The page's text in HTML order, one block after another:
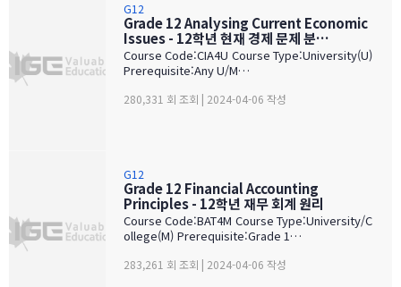
G12
Grade 12 Analysing Current Economic
Issues - 12학년 현재 경제 문제 분…
Course Code:CIA4U Course Type:University(U)
Prerequisite:Any U/M…
280,331 회 조회 | 2024-04-06 작성
G12
Grade 12 Financial Accounting
Principles - 12학년 재무 회계 원리
Course Code:BAT4M Course Type:University/C
ollege(M) Prerequisite:Grade 1…
283,261 회 조회 | 2024-04-06 작성